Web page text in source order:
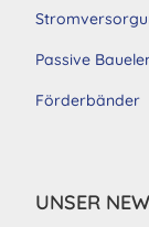
Passive
Förderbänder
UNSER